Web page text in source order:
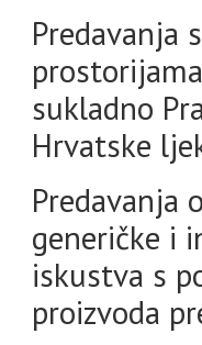
Predavanja
sukladno
Hrvatske
Predavanja
generičke i
iskustva s
proizvoda